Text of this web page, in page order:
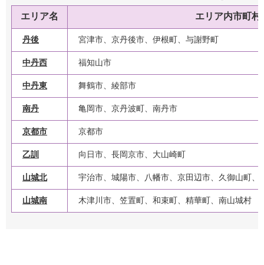
エリア名 エリア内市町村
丹後 宮津市、京丹後市、伊根町、与謝野町
中丹西 福知山市
中丹東 舞鶴市、綾部市
南丹 亀岡市、京丹波町、南丹市
京都市 京都市
乙訓 向日市、長岡京市、大山崎町
山城北 宇治市、城陽市、八幡市、京田辺市、久御山町、
山城南 木津川市、笠置町、和束町、精華町、南山城村